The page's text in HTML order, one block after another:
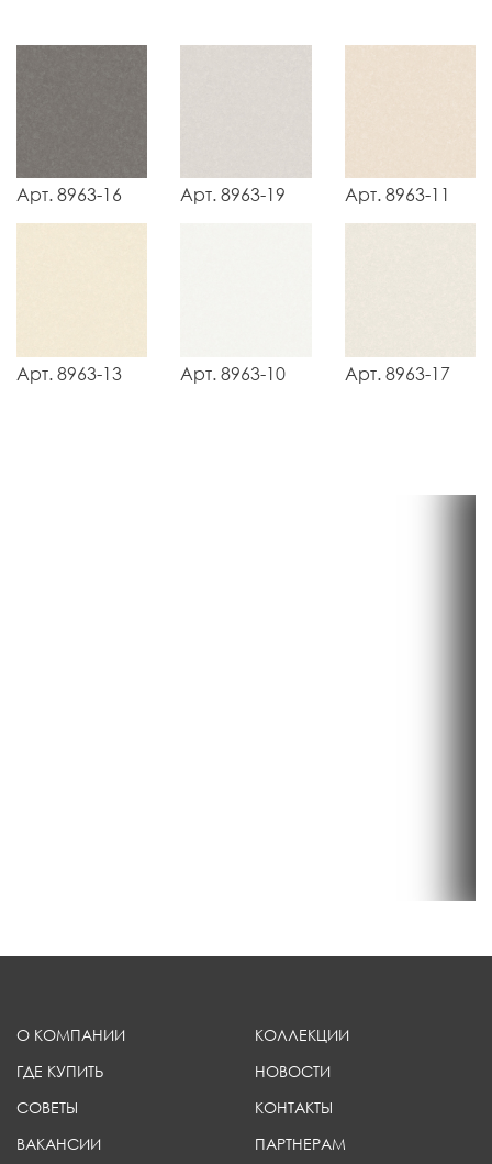
Арт. 8963-16 Арт. 8963-19 Арт. 8963-11
Арт. 8963-13 Арт. 8963-10 Арт. 8963-17
О КОМПАНИИ
КОЛЛЕКЦИИ
ГДЕ КУПИТЬ
НОВОСТИ
СОВЕТЫ
КОНТАКТЫ
ВАКАНСИИ
ПАРТНЕРАМ